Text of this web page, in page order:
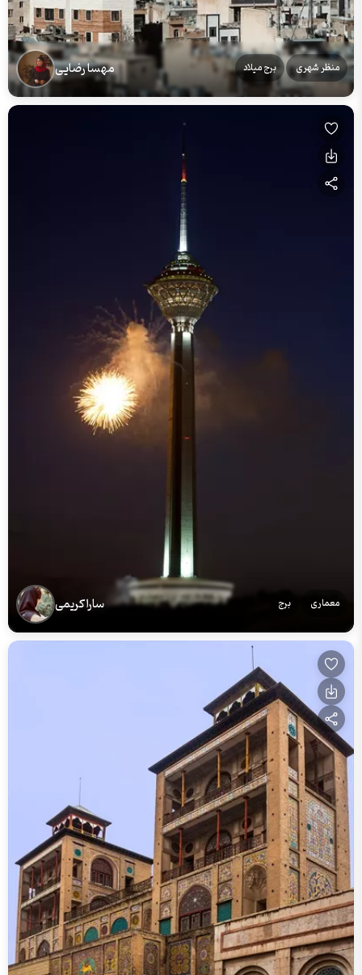
منظر شهری برج میلاد مهسا رضایی
معماری برج سارا کریمی